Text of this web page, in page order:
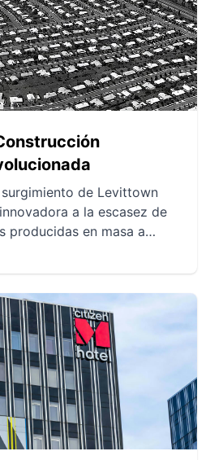
urbanos.
de Levittown
a la escasez de
producidas en masa a
transformó el urbanismo
las críticas sobre la
Levittown también
la segregación racial y
de innovación y